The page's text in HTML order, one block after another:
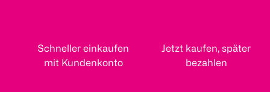
Schneller einkaufen
mit Kundenkonto
Jetzt kaufen, später
bezahlen